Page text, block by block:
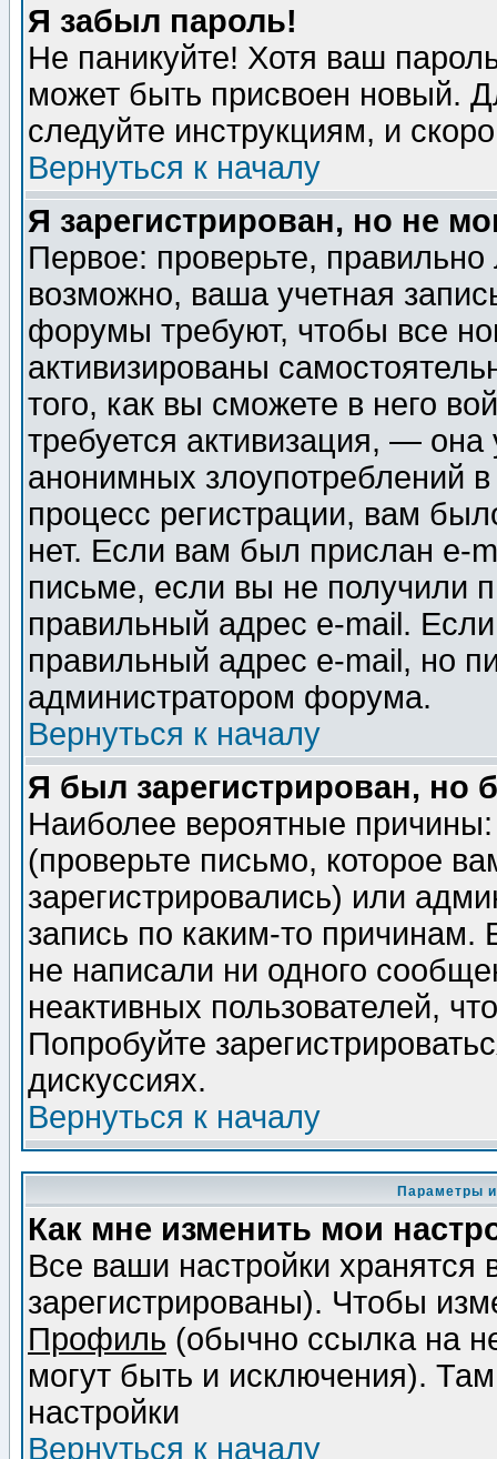
Я забыл пароль!
Не паникуйте! Хотя ваш
может быть присвоен новый.
следуйте инструкциям, и
Вернуться к началу
Я зарегистрирован, но не
Первое: проверьте,
возможно, ваша учетная
форумы требуют, чтобы все
активизированы
того, как вы сможете в него
требуется активизация, —
анонимных злоупотреблений
процесс регистрации, вам
нет. Если вам был прислан e-
письме, если вы не получили
правильный адрес e-mail.
правильный адрес e-mail, но
администратором форума.
Вернуться к началу
Я был зарегистрирован, но
Наиболее вероятные
(проверьте письмо, которое
зарегистрировались) или
запись по каким-то
не написали ни одного
неактивных пользователей,
Попробуйте
дискуссиях.
Вернуться к началу
Параметры
Как мне изменить мои
Все ваши настройки
зарегистрированы). Чтобы
Профиль (обычно ссылка на
могут быть и исключения).
настройки
Вернуться к началу